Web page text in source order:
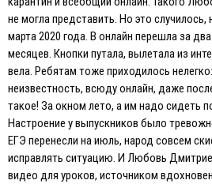
не могла представить. Но это
марта 2020 года. В онлайн перешла за
месяцев. Кнопки путала, вылетала из
вела. Ребятам тоже приходилось
неизвестность, всюду онлайн, даже
такое! За окном лето, а им надо сидеть
Настроение у выпускников было
EГЭ перенесли на июль, народ совсем
исправлять ситуацию. И Любовь
видео для уроков, источником